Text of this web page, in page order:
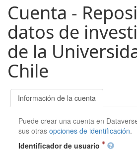
Cuenta -
datos de
de la
Chile
Información de la cuenta
Puede crear una cuenta en
sus otrasopciones de identificación.
Identificador de usuario